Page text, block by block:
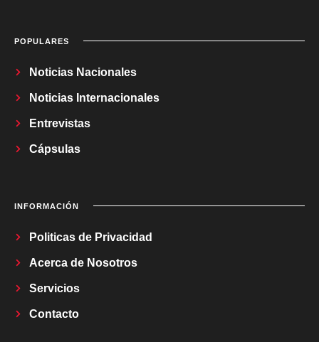
POPULARES
Noticias Nacionales
Noticias Internacionales
Entrevistas
Cápsulas
INFORMACIÓN
Politicas de Privacidad
Acerca de Nosotros
Servicios
Contacto